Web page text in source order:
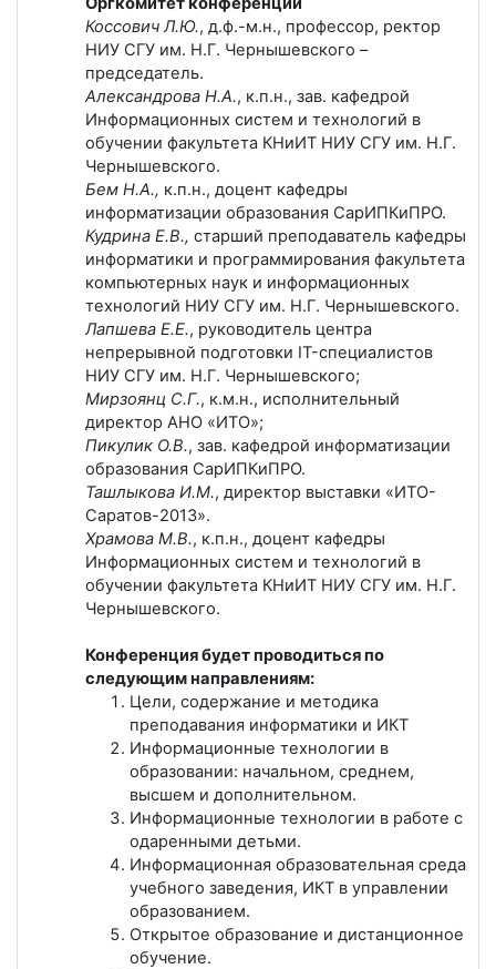
Коссович Л.Ю., д.ф.-м.н., профессор, ректор
НИУ СГУ им. Н.Г. Чернышевского –
председатель.
Александрова Н.А., к.п.н., зав. кафедрой
Информационных систем и технологий в
обучении факультета КНиИТ НИУ СГУ им. Н.Г.
Чернышевского.
Бем Н.А., к.п.н., доцент кафедры
информатизации образования СарИПКиПРО.
Кудрина Е.В., старший преподаватель кафедры
информатики и программирования факультета
компьютерных наук и информационных
технологий НИУ СГУ им. Н.Г. Чернышевского.
Лапшева Е.Е., руководитель центра
непрерывной подготовки IT-специалистов
НИУ СГУ им. Н.Г. Чернышевского;
Мирзоянц С.Г., к.м.н., исполнительный
директор АНО «ИТО»;
Пикулик О.В., зав. кафедрой информатизации
образования СарИПКиПРО.
Ташлыкова И.М., директор выставки «ИТО-
Саратов-2013».
Храмова М.В., к.п.н., доцент кафедры
Информационных систем и технологий в
обучении факультета КНиИТ НИУ СГУ им. Н.Г.
Чернышевского.
Конференция будет проводиться по
следующим направлениям:
Цели, содержание и методика
преподавания информатики и ИКТ
Информационные технологии в
образовании: начальном, среднем,
высшем и дополнительном.
Информационные технологии в работе с
одаренными детьми.
Информационная образовательная среда
учебного заведения, ИКТ в управлении
образованием.
Открытое образование и дистанционное
обучение.